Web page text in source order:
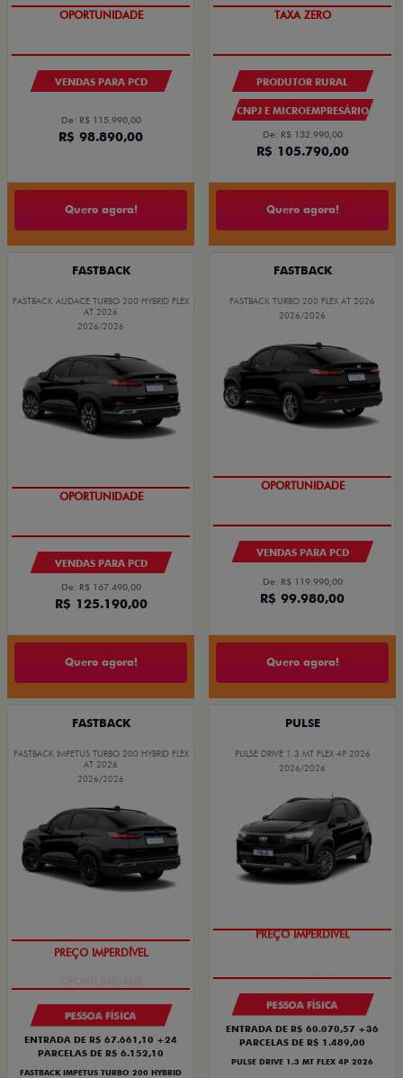
OPORTUNIDADE
VENDAS PARA PCD
De: R$ 115.990,00
R$ 98.890,00
Quero agora!
TAXA ZERO
PRODUTOR RURAL
CNPJ E MICROEMPRESÁRIO
De: R$ 132.990,00
R$ 105.790,00
Quero agora!
FASTBACK
FASTBACK AUDACE TURBO 200 HYBRID FLEX
AT 2026
2026/2026
OPORTUNIDADE
VENDAS PARA PCD
De: R$ 167.490,00
R$ 125.190,00
Quero agora!
FASTBACK
FASTBACK TURBO 200 FLEX AT 2026
2026/2026
OPORTUNIDADE
VENDAS PARA PCD
De: R$ 119.990,00
R$ 99.980,00
Quero agora!
FASTBACK
FASTBACK IMPETUS TURBO 200 HYBRID FLEX
AT 2026
2026/2026
PREÇO IMPERDÍVEL
PESSOA FÍSICA
ENTRADA DE R$ 67.661,10 +24
PARCELAS DE R$ 6.152,10
FASTBACK IMPETUS TURBO 200 HYBRID
PULSE
PULSE DRIVE 1.3 MT FLEX 4P 2026
2026/2026
PREÇO IMPERDÍVEL
PESSOA FÍSICA
ENTRADA DE R$ 60.070,57 +36
PARCELAS DE R$ 1.489,00
PULSE DRIVE 1.3 MT FLEX 4P 2026